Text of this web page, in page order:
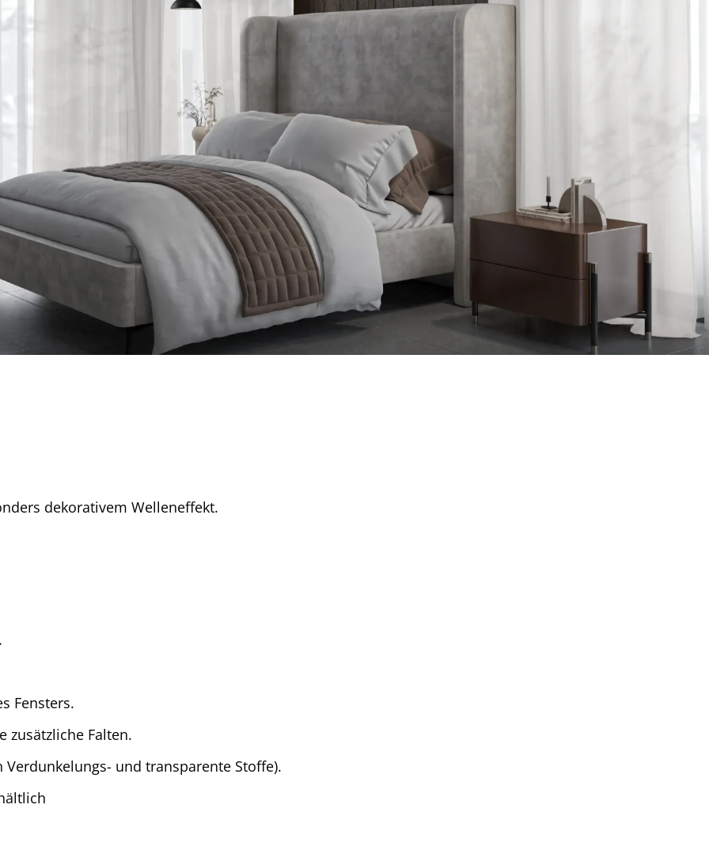
dekorativem Welleneffekt.
Fensters.
zusätzliche Falten.
und transparente Stoffe).